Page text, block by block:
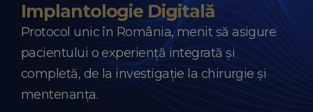
Implantologie Digitală
Protocol unic în România, menit să asigure
pacientului o experiență integrată și
completă, de la investigație la chirurgie și
mentenanța.